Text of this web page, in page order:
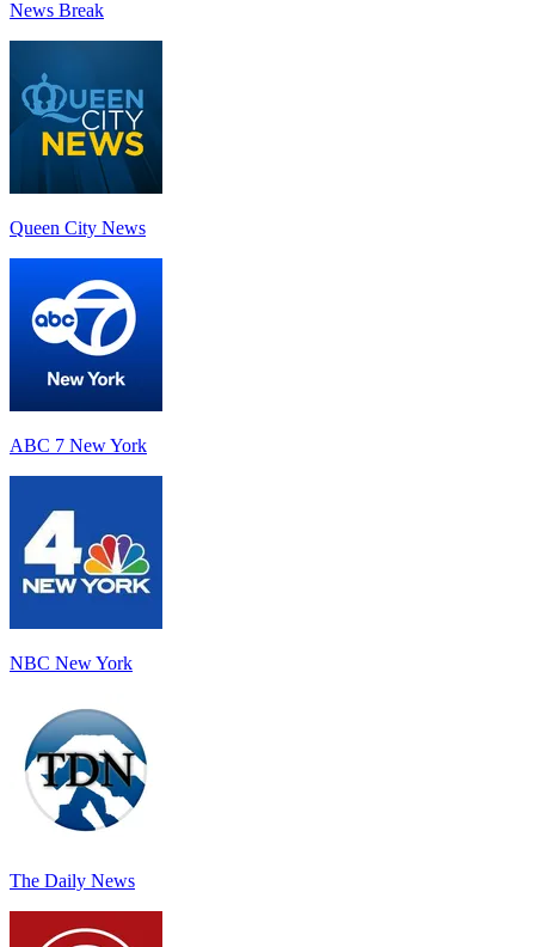
News Break
Queen City News
ABC 7 New York
NBC New York
The Daily News